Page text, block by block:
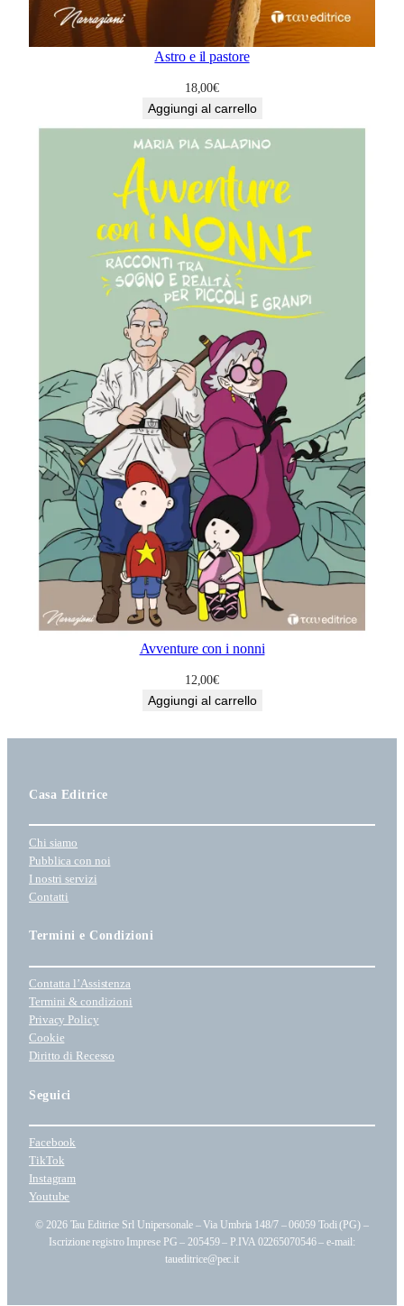
Astro e il pastore
18,00€
Aggiungi al carrello
Avventure con i nonni
12,00€
Aggiungi al carrello
Casa Editrice
Chi siamo
Pubblica con noi
I nostri servizi
Contatti
Termini e Condizioni
Contatta l’Assistenza
Termini & condizioni
Privacy Policy
Cookie
Diritto di Recesso
Seguici
Facebook
TikTok
Instagram
Youtube
© 2026 Tau Editrice Srl Unipersonale – Via Umbria 148/7 – 06059 Todi (PG) –
Iscrizione registro Imprese PG – 205459 – P.IVA 02265070546 – e-mail:
taueditrice@pec.it